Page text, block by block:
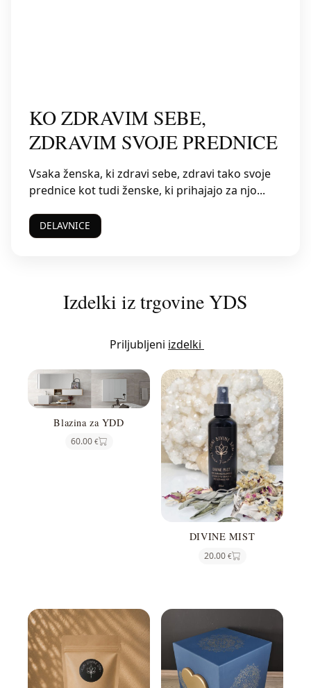
KO ZDRAVIM SEBE,
ZDRAVIM SVOJE PREDNICE
Vsaka ženska, ki zdravi sebe, zdravi tako svoje
prednice kot tudi ženske, ki prihajajo za njo...
DELAVNICE
Izdelki iz trgovine YDS
Priljubljeni izdelki
Blazina za YDD
60.00 €
DIVINE MIST
20.00 €